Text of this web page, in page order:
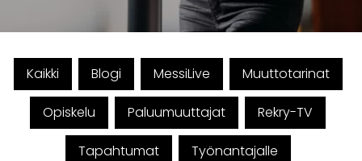
Kaikki Blogi MessiLive Muuttotarinat
Opiskelu Paluumuuttajat Rekry-TV
Tapahtumat Työnantajalle